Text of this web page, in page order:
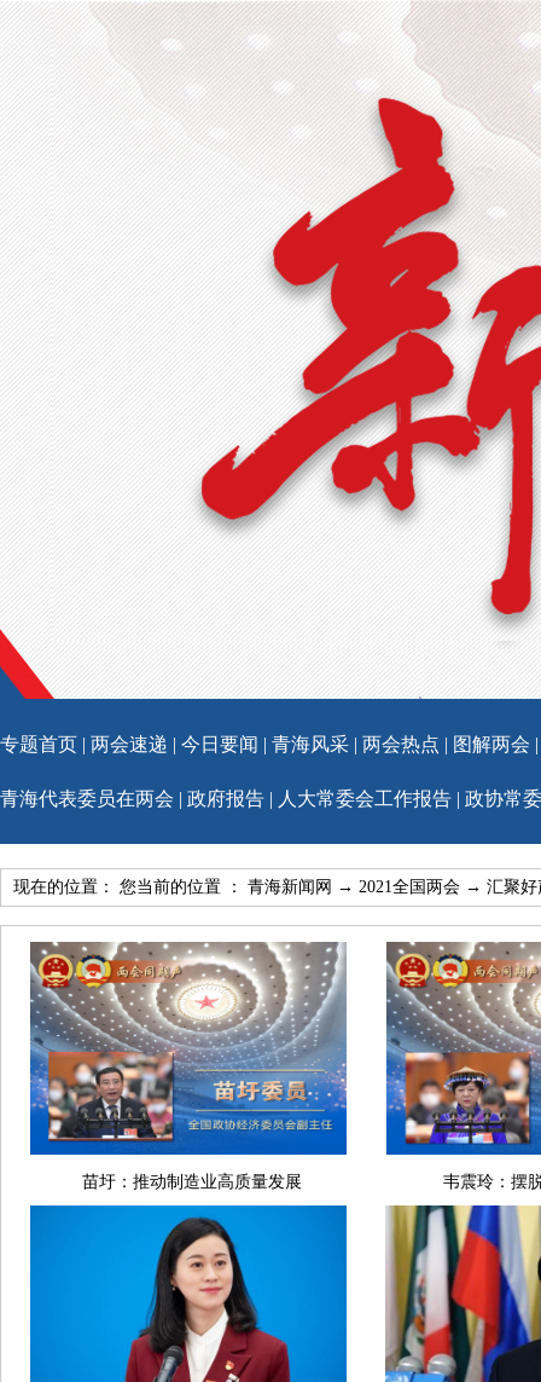
专题首页 | 两会速递 | 今日要闻 | 青海风采 | 两会热点 | 图解两会
青海代表委员在两会 | 政府报告 | 人大常委会工作报告 | 政协常
现在的位置： 您当前的位置 ： 青海新闻网 → 2021全国两会 → 汇聚好
苗圩：推动制造业高质量发展 韦震玲：摆